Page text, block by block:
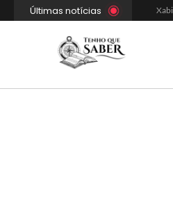
Últimas notícias